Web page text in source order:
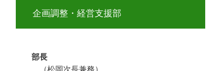
企画調整・経営支援部
部長